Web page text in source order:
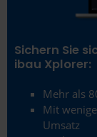
Erfurt
Erlangen
Eschborn
Sichern Sie
ibau Xplorer:
Mehr als
Mit
Umsatz